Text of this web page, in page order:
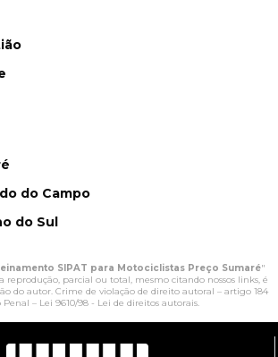
do Campo
do Sul
SIPAT para Motociclistas Preço Sumaré"
reprodução, parcial ou total, mesmo citando nossos links, é
do autor. Crime de violação de direito autoral – artigo 184
Penal – Lei 9610/98 - Lei de direitos autorais.